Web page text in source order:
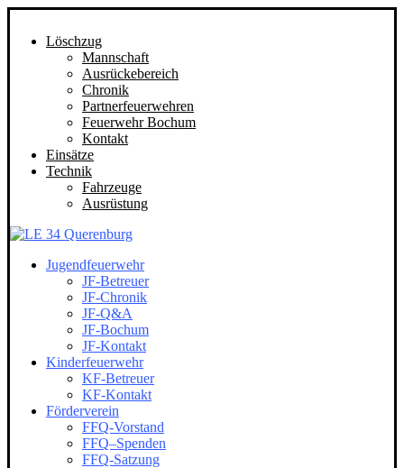
Löschzug
Mannschaft
Ausrückebereich
Chronik
Partnerfeuerwehren
Feuerwehr Bochum
Kontakt
Einsätze
Technik
Fahrzeuge
Ausrüstung
Jugendfeuerwehr
JF-Betreuer
JF-Chronik
JF-Q&A
JF-Bochum
JF-Kontakt
Kinderfeuerwehr
KF-Betreuer
KF-Kontakt
Förderverein
FFQ-Vorstand
FFQ–Spenden
FFQ-Satzung